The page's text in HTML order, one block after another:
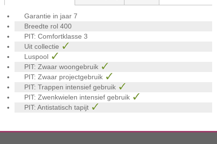
Garantie in jaar 7
Breedte rol 400
PIT: Comfortklasse 3
Uit collectie
Luspool
PIT: Zwaar woongebruik
PIT: Zwaar projectgebruik
PIT: Trappen intensief gebruik
PIT: Zwenkwielen intensief gebruik
PIT: Antistatisch tapijt